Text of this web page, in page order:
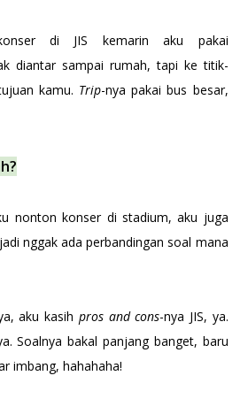
di JIS kemarin aku pakai
diantar sampai rumah, tapi ke titik-
kamu. Trip-nya pakai bus besar,
nonton konser di stadium, aku juga
nggak ada perbandingan soal mana
aku kasih pros and cons-nya JIS, ya.
Soalnya bakal panjang banget, baru
imbang, hahahaha!